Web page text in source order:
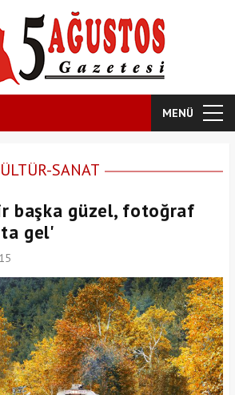
MENÜ
SANAT
başka güzel, fotoğraf
gel'